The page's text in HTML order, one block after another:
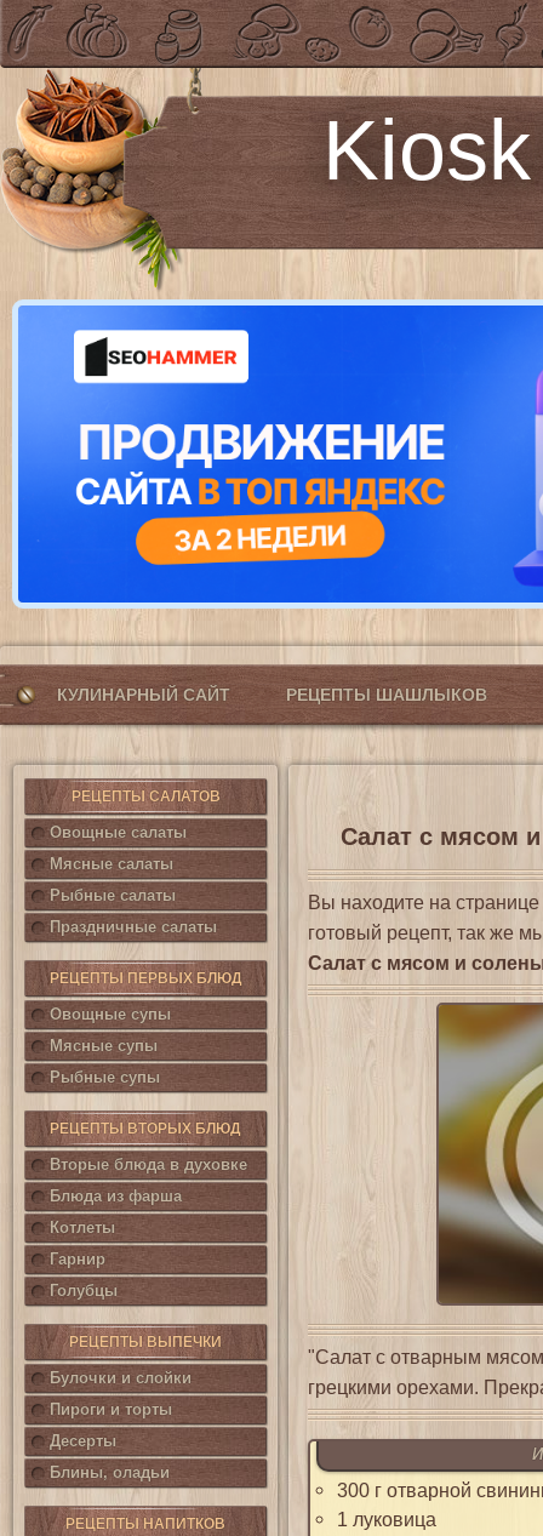
КУЛИНАРНЫЙ САЙТ РЕЦЕПТЫ ШАШЛЫКОВ
РЕЦЕПТЫ САЛАТОВ
Овощные салаты
Мясные салаты
Рыбные салаты
Праздничные салаты
РЕЦЕПТЫ ПЕРВЫХ БЛЮД
Овощные супы
Мясные супы
Рыбные супы
РЕЦЕПТЫ ВТОРЫХ БЛЮД
Вторые блюда в духовке
Блюда из фарша
Котлеты
Гарнир
Голубцы
РЕЦЕПТЫ ВЫПЕЧКИ
Булочки и слойки
Пироги и торты
Десерты
Блины, оладьи
РЕЦЕПТЫ НАПИТКОВ
Салат с мясом
Вы находите на странице
готовый рецепт, так же
Салат с мясом и
"Салат с отварным
грецкими орехами.
300 г отварной
1 луковица